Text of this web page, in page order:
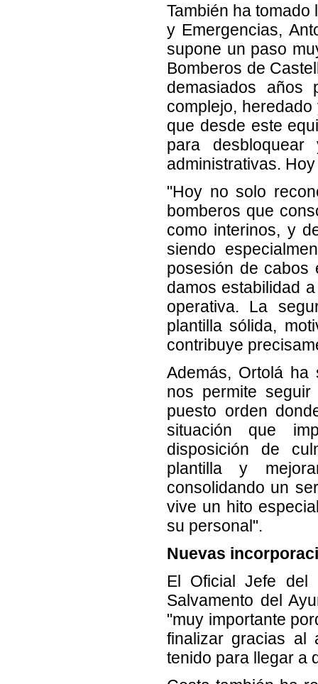
También ha
y Emergencias,
supone un paso
Bomberos de
demasiados años
complejo,
que desde este
para
administrativas.
"Hoy no solo
bomberos que
como interinos, y
siendo
posesión de cabos
damos estabilidad
operativa. La
plantilla sólida,
contribuye
Además, Ortolá ha
nos permite
puesto orden
situación que
disposición de
plantilla y
consolidando un
vive un hito
su personal".
Nuevas
El Oficial Jefe del
Salvamento del
"muy importante
finalizar gracias al
tenido para llegar a